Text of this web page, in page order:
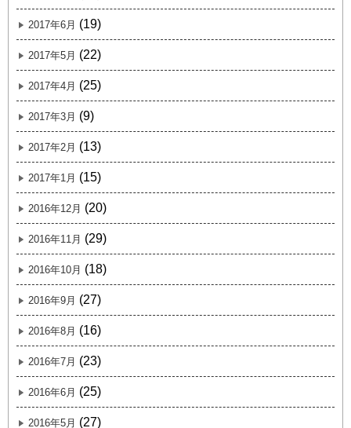
2017年6月 (19)
2017年5月 (22)
2017年4月 (25)
2017年3月 (9)
2017年2月 (13)
2017年1月 (15)
2016年12月 (20)
2016年11月 (29)
2016年10月 (18)
2016年9月 (27)
2016年8月 (16)
2016年7月 (23)
2016年6月 (25)
2016年5月 (27)